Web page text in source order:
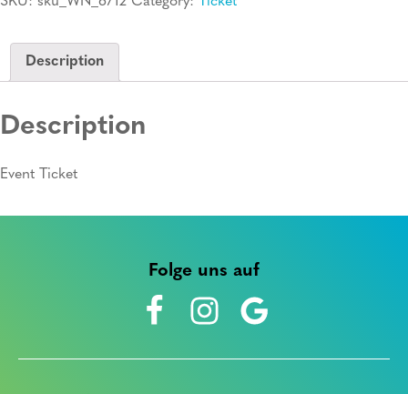
quantity
Description
Description
Event Ticket
Folge uns auf